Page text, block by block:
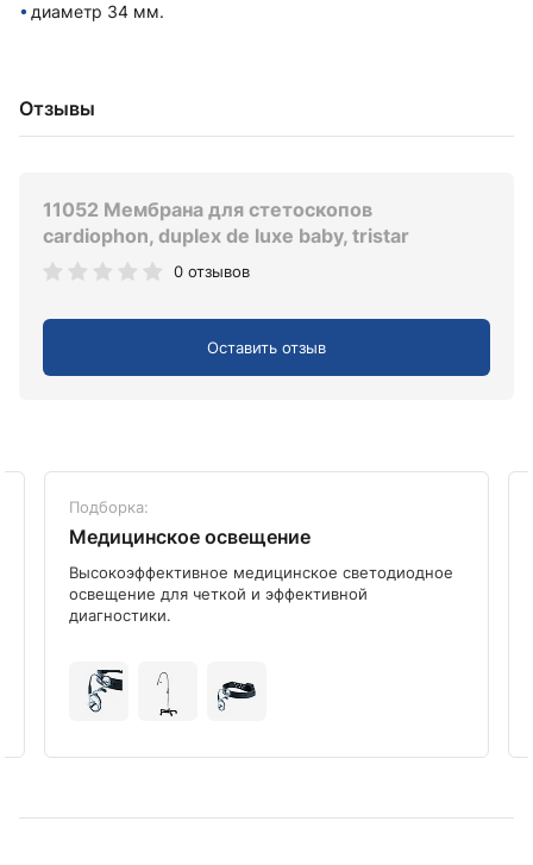
диаметр 34 мм.
Отзывы
11052 Мембрана для стетоскопов
cardiophon, duplex de luxe baby, tristar
0 отзывов
Оставить отзыв
Подборка:
Медицинское освещение
Высокоэффективное медицинское светодиодное
освещение для четкой и эффективной
диагностики.